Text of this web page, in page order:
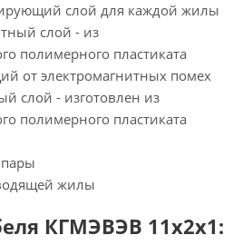
слой для каждой жилы
слой - из
полимерного пластиката
от электромагнитных помех
слой - изготовлен из
полимерного пластиката
жилы
КГМЭВЭВ 11х2х1: